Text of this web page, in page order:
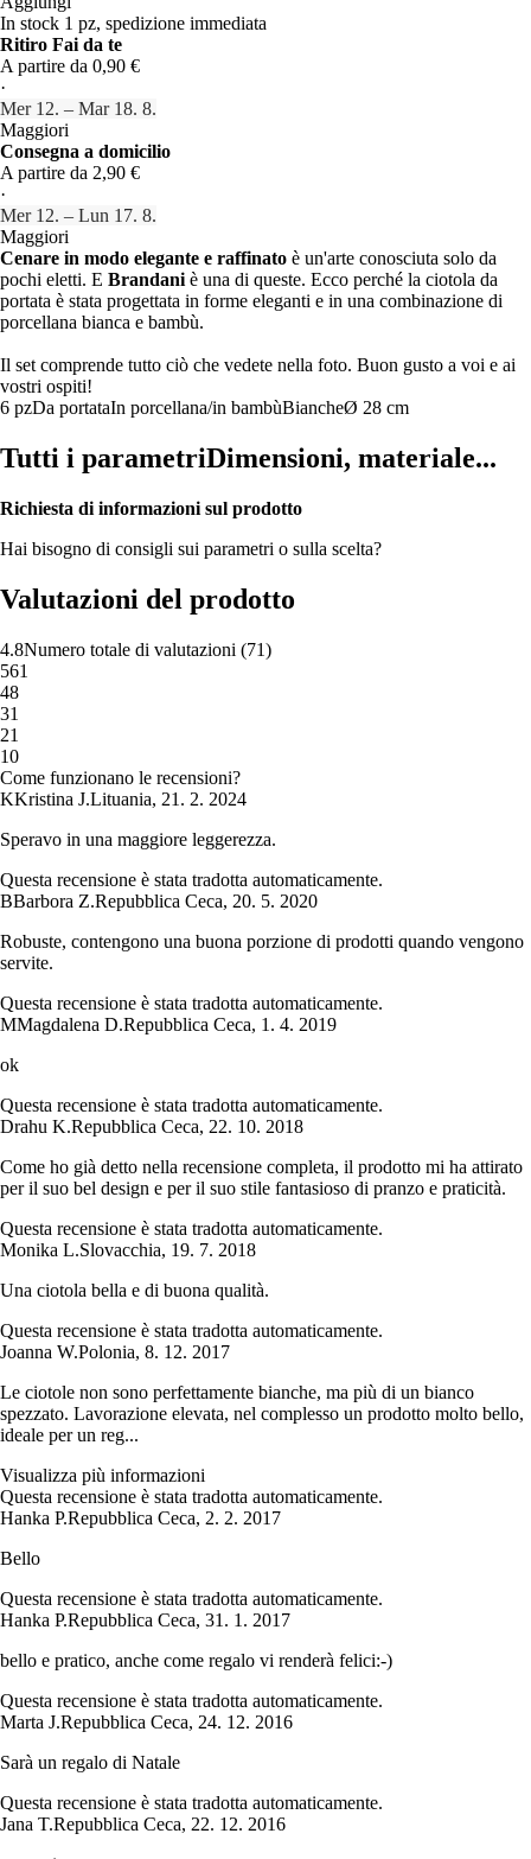
In stock 1 pz, spedizione immediata
Ritiro Fai da te
A partire da 0,90 €
·
Mer 12. – Mar 18. 8.
Maggiori
Consegna a domicilio
A partire da 2,90 €
·
Mer 12. – Lun 17. 8.
Maggiori
Cenare in modo elegante e raffinato è un'arte conosciuta solo da
pochi eletti. E Brandani è una di queste. Ecco perché la ciotola da
portata è stata progettata in forme eleganti e in una combinazione di
porcellana bianca e bambù.
Il set comprende tutto ciò che vedete nella foto. Buon gusto a voi e ai
vostri ospiti!
6 pzDa portataIn porcellana/in bambùBiancheØ 28 cm
Tutti i parametriDimensioni, materiale...
Richiesta di informazioni sul prodotto
Hai bisogno di consigli sui parametri o sulla scelta?
Valutazioni del prodotto
4.8Numero totale di valutazioni (71)
561
48
31
21
10
Come funzionano le recensioni?
KKristina J.Lituania, 21. 2. 2024
Speravo in una maggiore leggerezza.
Questa recensione è stata tradotta automaticamente.
BBarbora Z.Repubblica Ceca, 20. 5. 2020
Robuste, contengono una buona porzione di prodotti quando vengono
servite.
Questa recensione è stata tradotta automaticamente.
MMagdalena D.Repubblica Ceca, 1. 4. 2019
ok
Questa recensione è stata tradotta automaticamente.
Drahu K.Repubblica Ceca, 22. 10. 2018
Come ho già detto nella recensione completa, il prodotto mi ha attirato
per il suo bel design e per il suo stile fantasioso di pranzo e praticità.
Questa recensione è stata tradotta automaticamente.
Monika L.Slovacchia, 19. 7. 2018
Una ciotola bella e di buona qualità.
Questa recensione è stata tradotta automaticamente.
Joanna W.Polonia, 8. 12. 2017
Le ciotole non sono perfettamente bianche, ma più di un bianco
spezzato. Lavorazione elevata, nel complesso un prodotto molto bello,
ideale per un reg...
Visualizza più informazioni
Questa recensione è stata tradotta automaticamente.
Hanka P.Repubblica Ceca, 2. 2. 2017
Bello
Questa recensione è stata tradotta automaticamente.
Hanka P.Repubblica Ceca, 31. 1. 2017
bello e pratico, anche come regalo vi renderà felici:-)
Questa recensione è stata tradotta automaticamente.
Marta J.Repubblica Ceca, 24. 12. 2016
Sarà un regalo di Natale
Questa recensione è stata tradotta automaticamente.
Jana T.Repubblica Ceca, 22. 12. 2016